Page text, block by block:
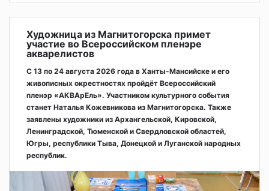
Художница из Магнитогорска примет
участие во Всероссийском пленэре
акварелистов
С 13 по 24 августа 2026 года в Ханты-Мансийске и его
живописных окрестностях пройдёт Всероссийский
пленэр «АКВАрЕль». Участником культурного события
станет Наталья Кожевникова из Магнитогорска. Также
заявлены художники из Архангельской, Кировской,
Ленинградской, Тюменской и Свердловской областей,
Югры, республики Тыва, Донецкой и Луганской народных
республик.